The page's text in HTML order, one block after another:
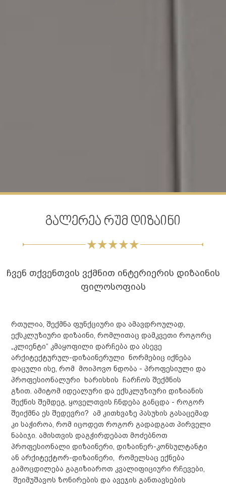
გალერეა რუმ დიზაინი
ჩვენ თქვენთვის ვქმნით ინტერიერის დიზაინის
ფილოსოფიას
რთულია, შექმნა ფუნქციური და ამავდროულად,
ექსკლუზიური დიზაინი, რომლითაც დამკვეთი როგორც
„კლიენტი“ კმაყოფილი დარჩება და ასევე
არქიტექტურულ-დიზაინერული ნორმებიც იქნება
დაცული ისე, რომ მოიპოვო ნდობა - პროფესიული და
პროფესიონალური ხარისხის ჩარჩოს შექმნის
გზით. ამიტომ იდეალური და ექსკლუზიური დიზიანის
შექნის შემდეგ, ყოველთვის ჩნდება განცდა - როგორ
შეიქმნა ეს შედევრი? ამ კითხვაზე პასუხის გასაცემად
კი საჭიროა, რომ იცოდეთ როგორ გადადგათ პირველი
ნაბიჯი. ამისთვის დაგჭირდებათ მოძებნოთ
პროფესიონალი დიზაინერი, დიზაინერ-კონსულტანტი
ან არქიტექტორ-დიზაინერი, რომელსაც ექნება
გამოცდილება გაგიზიაროთ კვალიფიციური რჩევები,
შეიმუშავოს ზონირების და ავეჯის განთავსების